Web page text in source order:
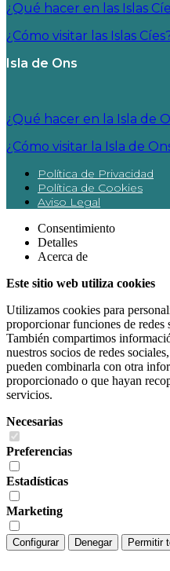
¿Qué hacer en las Islas
¿Cómo visitar las Islas
Isla de Ons
¿Qué hacer en la Isla de
¿Cómo visitar la Isla de
Política de Privacidad
Política de Cookies
Aviso Legal
Consentimiento
Detalles
Acerca de
Este sitio web utiliza cookies
Utilizamos cookies para
proporcionar funciones de redes
También compartimos
nuestros socios de redes
pueden combinarla con otra
proporcionado o que hayan
servicios.
Necesarias
Preferencias
Estadísticas
Marketing
Configurar Denegar Permitir